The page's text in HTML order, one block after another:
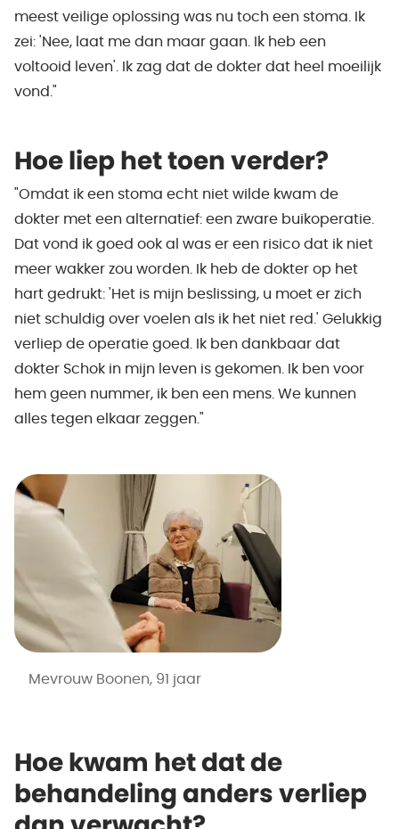
meest veilige oplossing was nu toch een stoma. Ik
zei: 'Nee, laat me dan maar gaan. Ik heb een
voltooid leven'. Ik zag dat de dokter dat heel moeilijk
vond."
Hoe liep het toen verder?
"Omdat ik een stoma echt niet wilde kwam de
dokter met een alternatief: een zware buikoperatie.
Dat vond ik goed ook al was er een risico dat ik niet
meer wakker zou worden. Ik heb de dokter op het
hart gedrukt: 'Het is mijn beslissing, u moet er zich
niet schuldig over voelen als ik het niet red.' Gelukkig
verliep de operatie goed. Ik ben dankbaar dat
dokter Schok in mijn leven is gekomen. Ik ben voor
hem geen nummer, ik ben een mens. We kunnen
alles tegen elkaar zeggen."
Mevrouw Boonen, 91 jaar
Hoe kwam het dat de
behandeling anders verliep